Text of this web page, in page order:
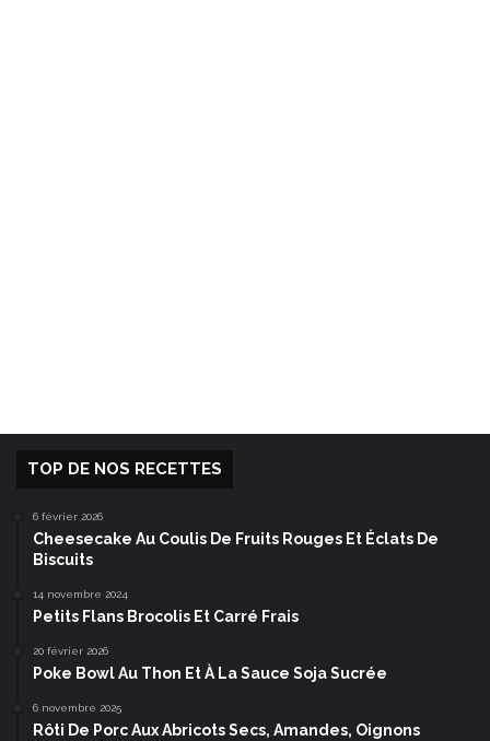
TOP DE NOS RECETTES
6 février 2026
Cheesecake Au Coulis De Fruits Rouges Et Éclats De
Biscuits
14 novembre 2024
Petits Flans Brocolis Et Carré Frais
20 février 2026
Poke Bowl Au Thon Et À La Sauce Soja Sucrée
6 novembre 2025
Rôti De Porc Aux Abricots Secs, Amandes, Oignons